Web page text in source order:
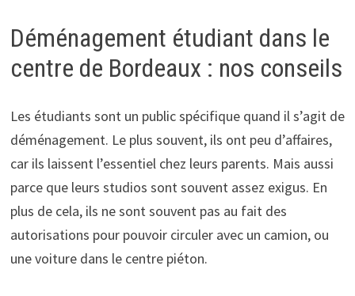
Déménagement étudiant dans le
centre de Bordeaux : nos conseils
Les étudiants sont un public spécifique quand il s’agit de
déménagement. Le plus souvent, ils ont peu d’affaires,
car ils laissent l’essentiel chez leurs parents. Mais aussi
parce que leurs studios sont souvent assez exigus. En
plus de cela, ils ne sont souvent pas au fait des
autorisations pour pouvoir circuler avec un camion, ou
une voiture dans le centre piéton.